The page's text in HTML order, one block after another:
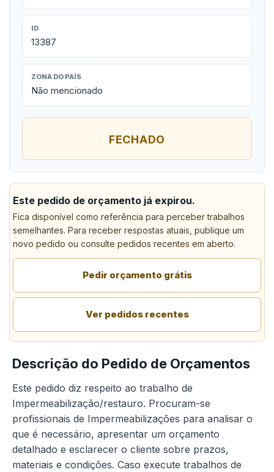
ID
13387
ZONA DO PAÍS
Não mencionado
FECHADO
Este pedido de orçamento já expirou.
Fica disponível como referência para perceber trabalhos
semelhantes. Para receber respostas atuais, publique um
novo pedido ou consulte pedidos recentes em aberto.
Pedir orçamento grátis
Ver pedidos recentes
Descrição do Pedido de Orçamentos
Este pedido diz respeito ao trabalho de
Impermeabilização/restauro. Procuram-se
profissionais de Impermeabilizações para analisar o
que é necessário, apresentar um orçamento
detalhado e esclarecer o cliente sobre prazos,
materiais e condições. Caso execute trabalhos de